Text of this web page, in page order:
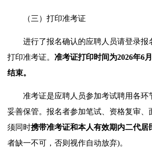
（三）打印准考证
进行了报名确认的应聘人员请登录报
打印准考证。 准考证打印时间为2026年6
结束。
准考证是应聘人员参加考试聘用各环
妥善保管。报名者参加笔试、资格复审、
须同时携带准考证和本人有效期内二代居
者缺一不可，否则视作自动放弃)。